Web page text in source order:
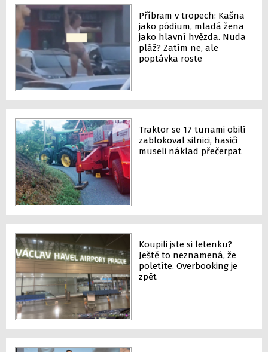
Příbram v tropech: Kašna
jako pódium, mladá žena
jako hlavní hvězda. Nuda
pláž? Zatím ne, ale
poptávka roste
Traktor se 17 tunami obilí
zablokoval silnici, hasiči
museli náklad přečerpat
Koupili jste si letenku?
Ještě to neznamená, že
poletíte. Overbooking je
zpět